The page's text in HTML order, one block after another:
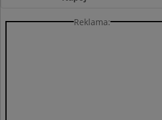
Reklama: